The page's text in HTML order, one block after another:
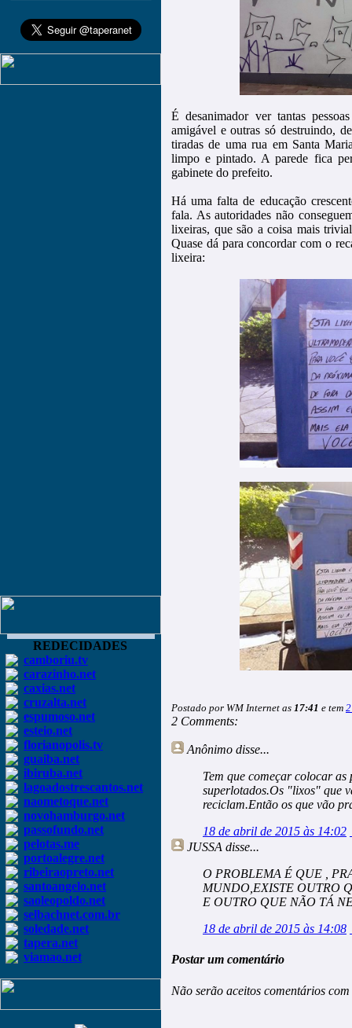
REDECIDADES
camboriu.tv
carazinho.net
caxias.net
cruzalta.net
espumoso.net
esteio.net
florianopolis.tv
guaiba.net
ibiruba.net
lagoadostrescantos.net
naometoque.net
novohamburgo.net
passofundo.net
pelotas.me
portoalegre.net
ribeiraopreto.net
santoangelo.net
saoleopoldo.net
selbachnet.com.br
soledade.net
tapera.net
viamao.net
É desanimador ver tantas
amigável e outras só destruindo,
tiradas de uma rua em Santa
limpo e pintado. A parede fica
gabinete do prefeito.
Há uma falta de educação
fala. As autoridades não
lixeiras, que são a coisa mais
Quase dá para concordar com o
lixeira:
Postado por WM Internet as 17:41 e tem
2 Comments:
Anônimo disse...
Tem que começar colocar as
superlotados.Os "lixos" que
reciclam.Então os que vão
18 de abril de 2015 às 14:02
JUSSA disse...
O PROBLEMA É QUE ,
MUNDO,EXISTE OUTRO
E OUTRO QUE NÃO TÁ
18 de abril de 2015 às 14:08
Postar um comentário
Não serão aceitos comentários